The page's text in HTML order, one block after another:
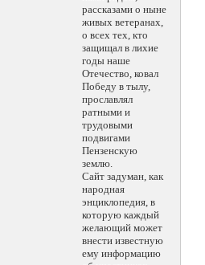
рассказами о ныне
живых ветеранах,
о всех тех, кто
защищал в лихие
годы наше
Отечество, ковал
Победу в тылу,
прославлял
ратными и
трудовыми
подвигами
Пензенскую
землю.
Сайт задуман, как
народная
энциклопедия, в
которую каждый
желающий может
внести известную
ему информацию